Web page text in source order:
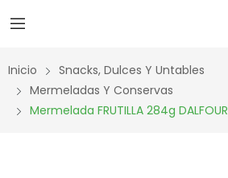
Inicio
Snacks, Dulces Y Untables
Mermeladas Y Conservas
Mermelada FRUTILLA 284g DALFOUR